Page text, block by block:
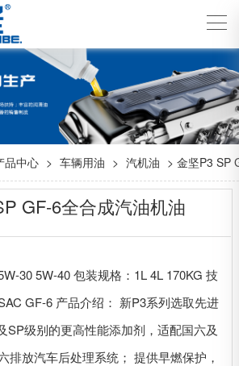
品中心 > 车辆用油 > 汽机油 > 金坚P3 SP
GF-6全合成汽油机油
新P3系列选取先进
SP级别的更高性能添加剂，适配国六及
排放汽车后处理系统； 提供早燃保护，